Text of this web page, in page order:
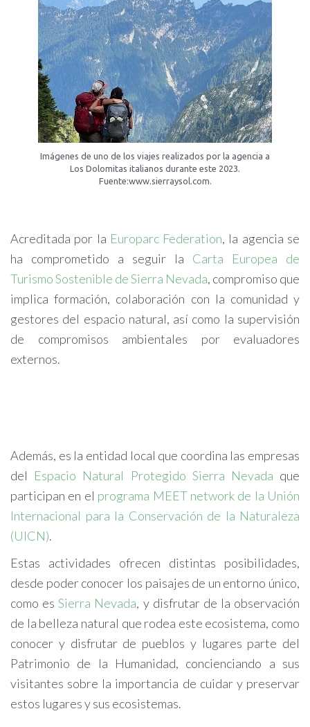
Imágenes de uno de los viajes realizados por la agencia a
Los Dolomitas italianos durante este 2023.
Fuente:www.sierraysol.com.
Acreditada por la Europarc Federation, la agencia se
ha comprometido a seguir la Carta Europea de
Turismo Sostenible de Sierra Nevada, compromiso que
implica formación, colaboración con la comunidad y
gestores del espacio natural, así como la supervisión
de compromisos ambientales por evaluadores
externos.
Además, es la entidad local que coordina las empresas
del Espacio Natural Protegido Sierra Nevada que
participan en el programa MEET network de la Unión
Internacional para la Conservación de la Naturaleza
(UICN).
Estas actividades ofrecen distintas posibilidades,
desde poder conocer los paisajes de un entorno único,
como esSierra Nevada, y disfrutar de la observación
de la belleza natural que rodea este ecosistema, como
conocer y disfrutar de pueblos y lugares parte del
Patrimonio de la Humanidad, concienciando a sus
visitantes sobre la importancia de cuidar y preservar
estos lugares y sus ecosistemas.